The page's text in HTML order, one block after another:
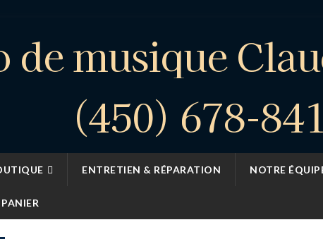
de musique
(450) 678-
ENTRETIEN & RÉPARATION NOTRE
PANIER